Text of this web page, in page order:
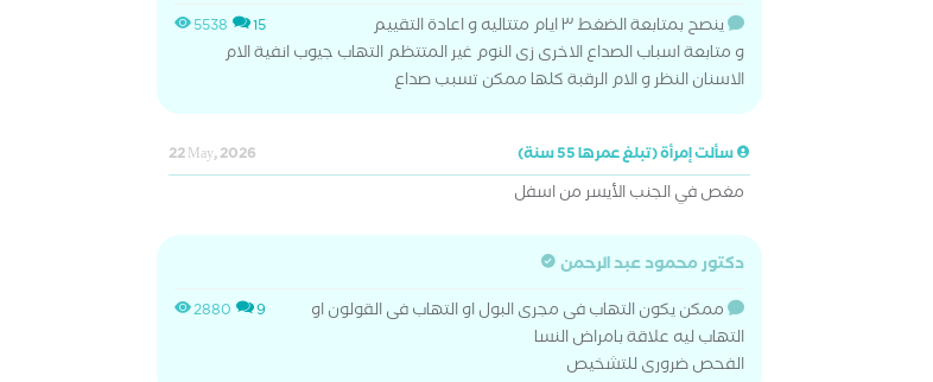
5538 15
ينصح بمتابعة الضغط ٣ ايام متتاليه و اعادة التقييم
و متابعة اسباب الصداع الاخرى زى النوم غير المتتظم التهاب جيوب انفية الام
الاسنان النظر و الام الرقبة كلها ممكن تسبب صداع
سألت إمرأة (تبلغ عمرها 55 سنة) 22 May, 2026
مغص في الجنب الأيسر من اسفل
دكتور محمود عبد الرحمن
2880 9
ممكن يكون التهاب فى مجرى البول او التهاب فى القولون او
التهاب ليه علاقة بامراض النسا
الفحص ضرورى للتشخيص